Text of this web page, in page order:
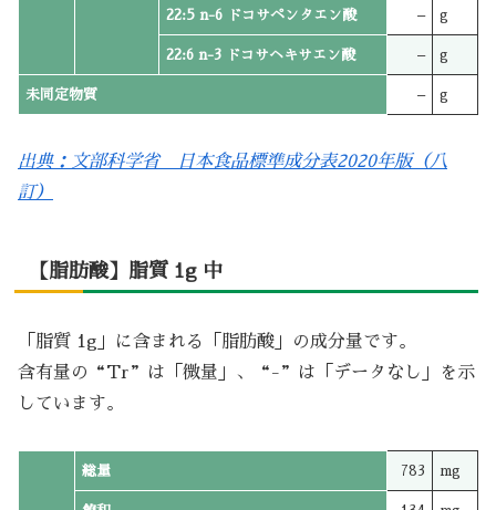
22:5 n-6 ドコサペンタエン酸 – g
22:6 n-3 ドコサヘキサエン酸 – g
未同定物質 – g
出典：文部科学省 日本食品標準成分表2020年版（八
訂）
【脂肪酸】脂質 1g 中
「脂質 1g」に含まれる「脂肪酸」の成分量です。
含有量の“Tr”は「微量」、“-”は「データなし」を示
しています。
総量 783 mg